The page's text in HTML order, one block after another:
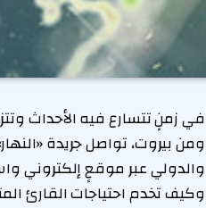
في زمنٍ تتسارع فيه الأحداث
ومن بيروت، تواصل جريدة
والدولي عبر موقعٍ إلكتروني
وكيف تخدم احتياجات القارئ